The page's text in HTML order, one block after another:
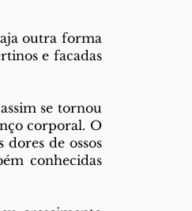
Direito ao Ponto
outra forma
e facadas
se tornou
corporal. O
de ossos
conhecidas